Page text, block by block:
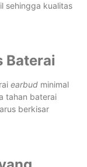
sehingga kualitas
Baterai
earbud minimal
tahan baterai
berkisar